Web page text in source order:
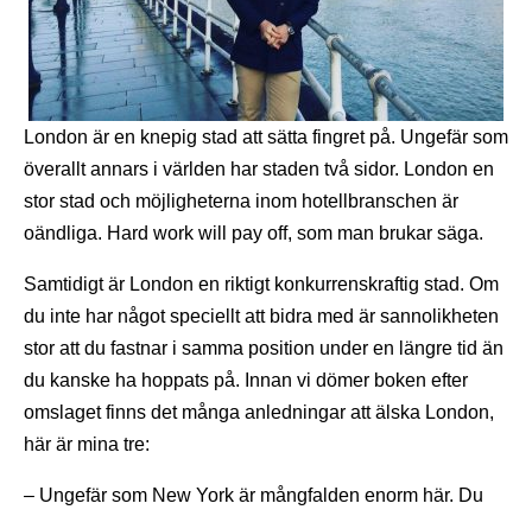
London är en knepig stad att sätta fingret på. Ungefär som
överallt annars i världen har staden två sidor. London en
stor stad och möjligheterna inom hotellbranschen är
oändliga. Hard work will pay off, som man brukar säga.
Samtidigt är London en riktigt konkurrenskraftig stad. Om
du inte har något speciellt att bidra med är sannolikheten
stor att du fastnar i samma position under en längre tid än
du kanske ha hoppats på. Innan vi dömer boken efter
omslaget finns det många anledningar att älska London,
här är mina tre:
– Ungefär som New York är mångfalden enorm här. Du